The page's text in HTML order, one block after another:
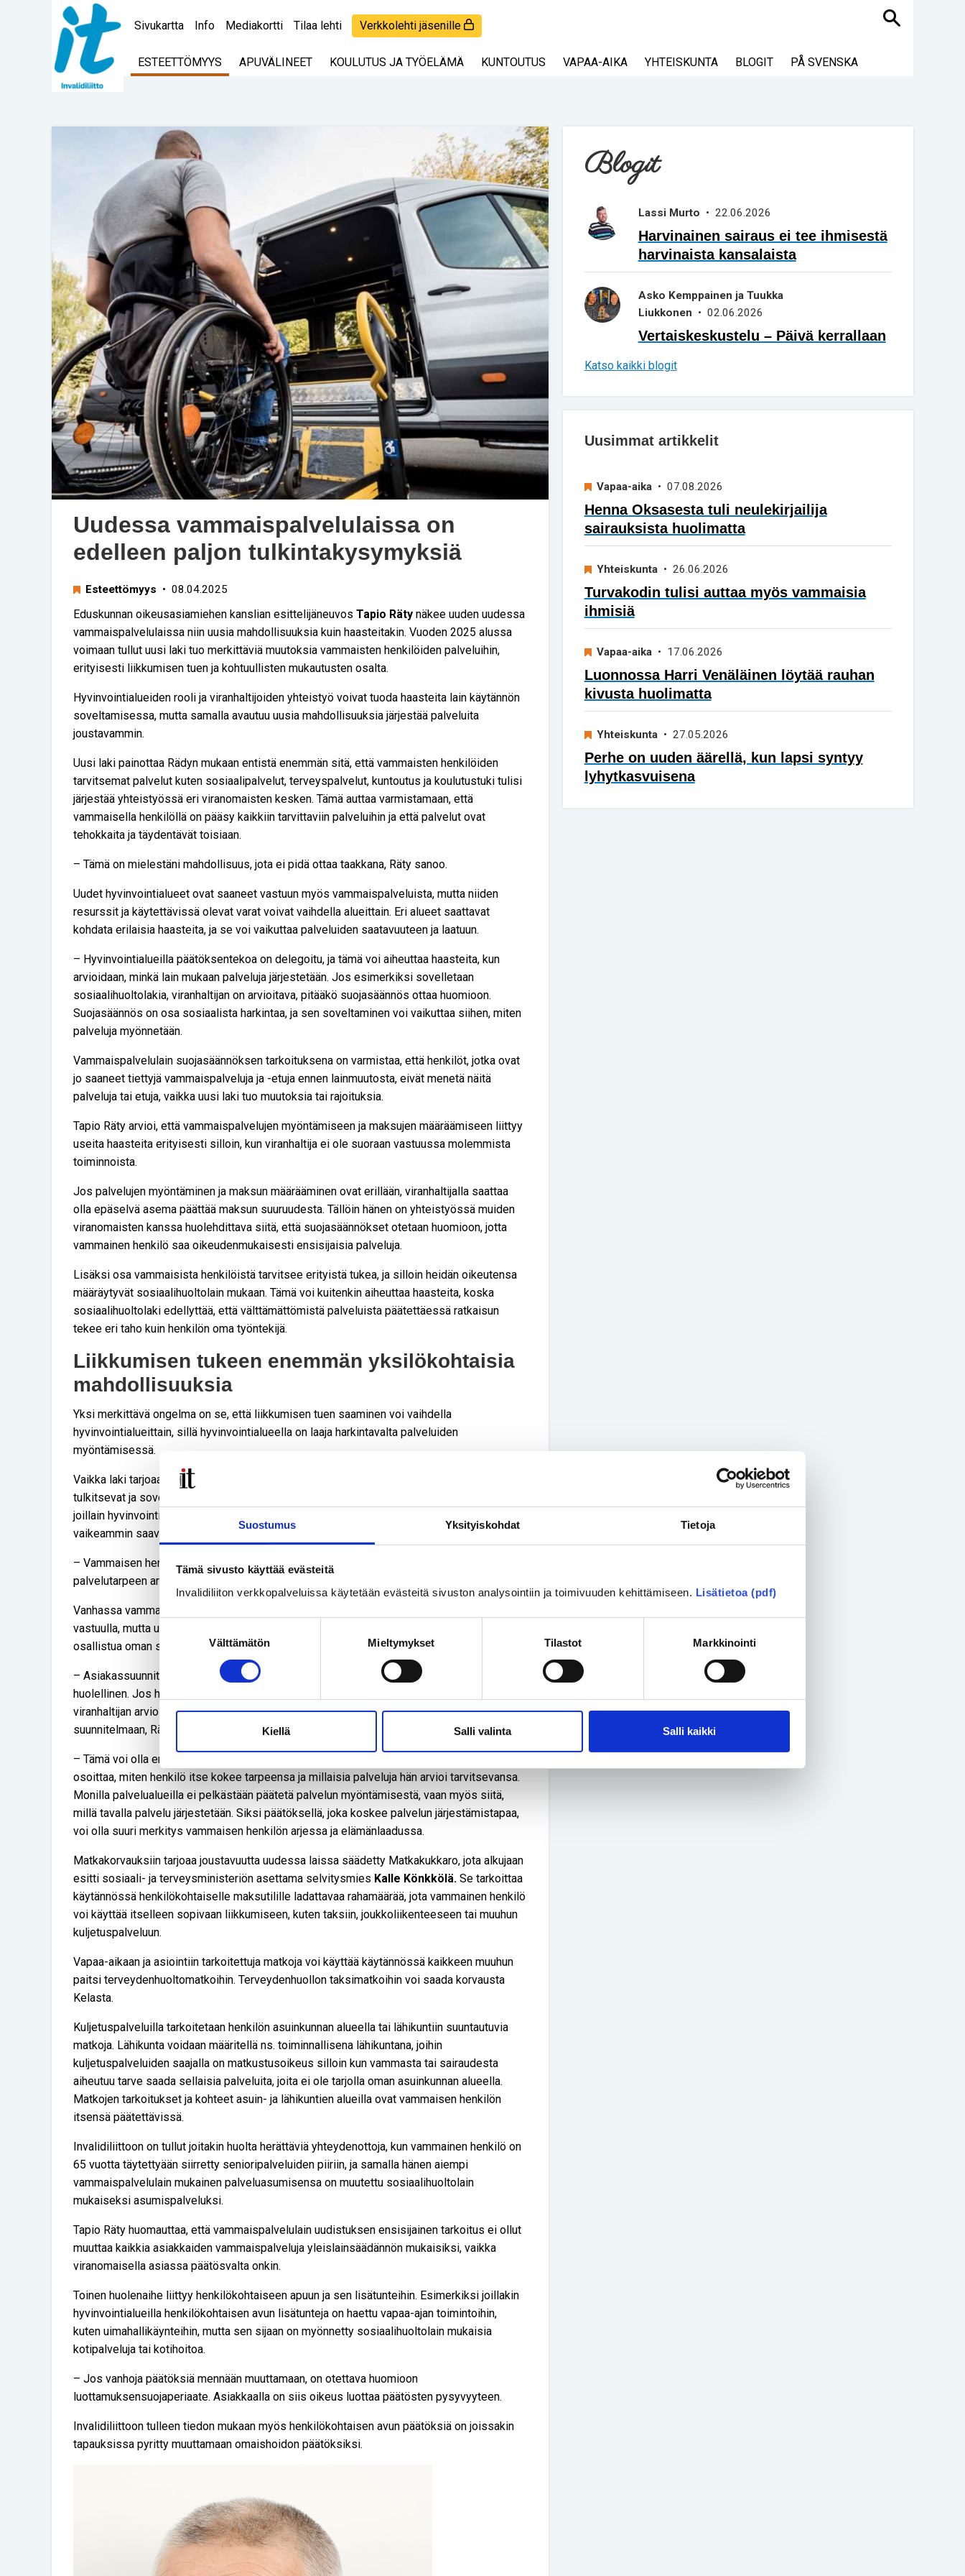
Suostumus Yksityiskohdat Tietoja
Tämä sivusto käyttää evästeitä
Invalidiliiton verkkopalveluissa käytetään evästeitä sivuston analysointiin ja toimivuuden kehittämiseen. Lisätietoa (pdf)
Suostumuksen
valinta
Välttämätön Mieltymykset Tilastot Markkinointi
Kiellä Salli valinta Salli kaikki
Sivukartta Info Mediakortti Tilaa lehti Verkkolehti jäsenille Haku
ESTEETTÖMYYS APUVÄLINEET KOULUTUS JA TYÖELÄMÄ KUNTOUTUS VAPAA-AIKA YHTEISKUNTA BLOGIT PÅ SVENSKA
Uudessa vammaispalvelulaissa on
edelleen paljon tulkintakysymyksiä
Esteettömyys • 08.04.2025
Eduskunnan oikeusasiamiehen kanslian esittelijäneuvos Tapio Räty näkee uuden uudessa
vammaispalvelulaissa niin uusia mahdollisuuksia kuin haasteitakin. Vuoden 2025 alussa
voimaan tullut uusi laki tuo merkittäviä muutoksia vammaisten henkilöiden palveluihin,
erityisesti liikkumisen tuen ja kohtuullisten mukautusten osalta.
Hyvinvointialueiden rooli ja viranhaltijoiden yhteistyö voivat tuoda haasteita lain käytännön
soveltamisessa, mutta samalla avautuu uusia mahdollisuuksia järjestää palveluita
joustavammin.
Uusi laki painottaa Rädyn mukaan entistä enemmän sitä, että vammaisten henkilöiden
tarvitsemat palvelut kuten sosiaalipalvelut, terveyspalvelut, kuntoutus ja koulutustuki tulisi
järjestää yhteistyössä eri viranomaisten kesken. Tämä auttaa varmistamaan, että
vammaisella henkilöllä on pääsy kaikkiin tarvittaviin palveluihin ja että palvelut ovat
tehokkaita ja täydentävät toisiaan.
– Tämä on mielestäni mahdollisuus, jota ei pidä ottaa taakkana, Räty sanoo.
Uudet hyvinvointialueet ovat saaneet vastuun myös vammaispalveluista, mutta niiden
resurssit ja käytettävissä olevat varat voivat vaihdella alueittain. Eri alueet saattavat
kohdata erilaisia haasteita, ja se voi vaikuttaa palveluiden saatavuuteen ja laatuun.
– Hyvinvointialueilla päätöksentekoa on delegoitu, ja tämä voi aiheuttaa haasteita, kun
arvioidaan, minkä lain mukaan palveluja järjestetään. Jos esimerkiksi sovelletaan
sosiaalihuoltolakia, viranhaltijan on arvioitava, pitääkö suojasäännös ottaa huomioon.
Suojasäännös on osa sosiaalista harkintaa, ja sen soveltaminen voi vaikuttaa siihen, miten
palveluja myönnetään.
Vammaispalvelulain suojasäännöksen tarkoituksena on varmistaa, että henkilöt, jotka ovat
jo saaneet tiettyjä vammaispalveluja ja -etuja ennen lainmuutosta, eivät menetä näitä
palveluja tai etuja, vaikka uusi laki tuo muutoksia tai rajoituksia.
Tapio Räty arvioi, että vammaispalvelujen myöntämiseen ja maksujen määräämiseen liittyy
useita haasteita erityisesti silloin, kun viranhaltija ei ole suoraan vastuussa molemmista
toiminnoista.
Jos palvelujen myöntäminen ja maksun määrääminen ovat erillään, viranhaltijalla saattaa
olla epäselvä asema päättää maksun suuruudesta. Tällöin hänen on yhteistyössä muiden
viranomaisten kanssa huolehdittava siitä, että suojasäännökset otetaan huomioon, jotta
vammainen henkilö saa oikeudenmukaisesti ensisijaisia palveluja.
Lisäksi osa vammaisista henkilöistä tarvitsee erityistä tukea, ja silloin heidän oikeutensa
määräytyvät sosiaalihuoltolain mukaan. Tämä voi kuitenkin aiheuttaa haasteita, koska
sosiaalihuoltolaki edellyttää, että välttämättömistä palveluista päätettäessä ratkaisun
tekee eri taho kuin henkilön oma työntekijä.
Liikkumisen tukeen enemmän yksilökohtaisia
mahdollisuuksia
Yksi merkittävä ongelma on se, että liikkumisen tuen saaminen voi vaihdella
hyvinvointialueittain, sillä hyvinvointialueella on laaja harkintavalta palveluiden
myöntämisessä.
Vaikka laki tarjoaa yleisiä suuntaviivoja, hyvinvointialueilla saattaa olla eroja siinä, miten he
tulkitsevat ja soveltavat lakeja liikkumisen tukemiseen liittyen. Tämä voi johtaa siihen, että
joillain hyvinvointialueilla tukea myönnetään herkemmin, kun taas toisissa se on
vaikeammin saavutettavissa.
– Vammaisen henkilön oikeuksien toteutumisen kannalta oleellista on se, että
palvelutarpeen arviointi tehdään yhdessä hänen kanssaan, samoin asiakassuunnitelma.
Vanhassa vammaispalvelulaissa asiakassuunnitelman tekeminen oli pitkälti viranhaltijan
vastuulla, mutta uusi laki korostaa vammaisen henkilön itsemääräämisoikeutta ja oikeutta
osallistua oman suunnitelmansa tekemiseen.
– Asiakassuunnitelman laatimisessa vammaisen henkilön kannattaa olla erityisen tarkka ja
huolellinen. Jos hänen käsityksensä omasta tilanteestaan ja tarpeistaan poikkeaa
viranhaltijan arvioista, hänellä on oikeus vaatia oman mielipiteensä kirjaamista
suunnitelmaan, Räty huomauttaa.
– Tämä voi olla erittäin tärkeää mahdollisessa muutoksenhakuprosessissa, sillä se
osoittaa, miten henkilö itse kokee tarpeensa ja millaisia palveluja hän arvioi tarvitsevansa.
Monilla palvelualueilla ei pelkästään päätetä palvelun myöntämisestä, vaan myös siitä,
millä tavalla palvelu järjestetään. Siksi päätöksellä, joka koskee palvelun järjestämistapaa,
voi olla suuri merkitys vammaisen henkilön arjessa ja elämänlaadussa.
Matkakorvauksiin tarjoaa joustavuutta uudessa laissa säädetty Matkakukkaro, jota alkujaan
esitti sosiaali- ja terveysministeriön asettama selvitysmies Kalle Könkkölä. Se tarkoittaa
käytännössä henkilökohtaiselle maksutilille ladattavaa rahamäärää, jota vammainen henkilö
voi käyttää itselleen sopivaan liikkumiseen, kuten taksiin, joukkoliikenteeseen tai muuhun
kuljetuspalveluun.
Vapaa-aikaan ja asiointiin tarkoitettuja matkoja voi käyttää käytännössä kaikkeen muuhun
paitsi terveydenhuoltomatkoihin. Terveydenhuollon taksimatkoihin voi saada korvausta
Kelasta.
Kuljetuspalveluilla tarkoitetaan henkilön asuinkunnan alueella tai lähikuntiin suuntautuvia
matkoja. Lähikunta voidaan määritellä ns. toiminnallisena lähikuntana, joihin
kuljetuspalveluiden saajalla on matkustusoikeus silloin kun vammasta tai sairaudesta
aiheutuu tarve saada sellaisia palveluita, joita ei ole tarjolla oman asuinkunnan alueella.
Matkojen tarkoitukset ja kohteet asuin- ja lähikuntien alueilla ovat vammaisen henkilön
itsensä päätettävissä.
Invalidiliittoon on tullut joitakin huolta herättäviä yhteydenottoja, kun vammainen henkilö on
65 vuotta täytettyään siirretty senioripalveluiden piiriin, ja samalla hänen aiempi
vammaispalvelulain mukainen palveluasumisensa on muutettu sosiaalihuoltolain
mukaiseksi asumispalveluksi.
Tapio Räty huomauttaa, että vammaispalvelulain uudistuksen ensisijainen tarkoitus ei ollut
muuttaa kaikkia asiakkaiden vammaispalveluja yleislainsäädännön mukaisiksi, vaikka
viranomaisella asiassa päätösvalta onkin.
Toinen huolenaihe liittyy henkilökohtaiseen apuun ja sen lisätunteihin. Esimerkiksi joillakin
hyvinvointialueilla henkilökohtaisen avun lisätunteja on haettu vapaa-ajan toimintoihin,
kuten uimahallikäynteihin, mutta sen sijaan on myönnetty sosiaalihuoltolain mukaisia
kotipalveluja tai kotihoitoa.
– Jos vanhoja päätöksiä mennään muuttamaan, on otettava huomioon
luottamuksensuojaperiaate. Asiakkaalla on siis oikeus luottaa päätösten pysyvyyteen.
Invalidiliittoon tulleen tiedon mukaan myös henkilökohtaisen avun päätöksiä on joissakin
tapauksissa pyritty muuttamaan omaishoidon päätöksiksi.
Blogit
Lassi Murto • 22.06.2026
Harvinainen sairaus ei tee ihmisestä
harvinaista kansalaista
Asko Kemppainen ja Tuukka
Liukkonen • 02.06.2026
Vertaiskeskustelu – Päivä kerrallaan
Katso kaikki blogit
Uusimmat artikkelit
Vapaa-aika• 07.08.2026
Henna Oksasesta tuli neulekirjailija
sairauksista huolimatta
Yhteiskunta• 26.06.2026
Turvakodin tulisi auttaa myös vammaisia
ihmisiä
Vapaa-aika• 17.06.2026
Luonnossa Harri Venäläinen löytää rauhan
kivusta huolimatta
Yhteiskunta• 27.05.2026
Perhe on uuden äärellä, kun lapsi syntyy
lyhytkasvuisena